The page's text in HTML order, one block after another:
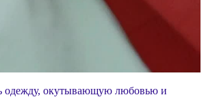
одежду, окутывающую любовью и